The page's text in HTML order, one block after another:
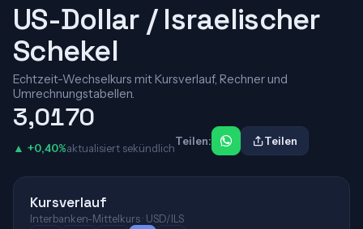
US-Dollar / Israelischer
Schekel
Echtzeit-Wechselkurs mit Kursverlauf, Rechner und
Umrechnungstabellen.
3,0170
▲ +0,40%aktualisiert sekündlich
Teilen: Teilen
Kursverlauf
Interbanken-Mittelkurs · USD/ILS